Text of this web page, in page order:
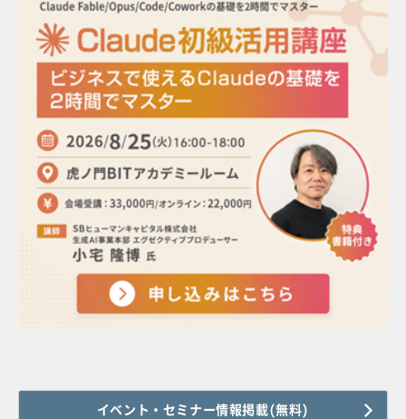
イベント・セミナー情報掲載(無料)